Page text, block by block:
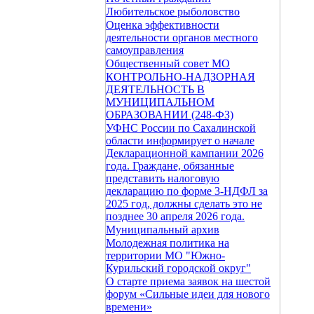
Любительское рыболовство
Оценка эффективности
деятельности органов местного
самоуправления
Общественный совет МО
КОНТРОЛЬНО-НАДЗОРНАЯ
ДЕЯТЕЛЬНОСТЬ В
МУНИЦИПАЛЬНОМ
ОБРАЗОВАНИИ (248-ФЗ)
УФНС России по Сахалинской
области информирует о начале
Декларационной кампании 2026
года. Граждане, обязанные
представить налоговую
декларацию по форме 3-НДФЛ за
2025 год, должны сделать это не
позднее 30 апреля 2026 года.
Муниципальный архив
Молодежная политика на
территории МО "Южно-
Курильский городской округ"
О старте приема заявок на шестой
форум «Сильные идеи для нового
времени»